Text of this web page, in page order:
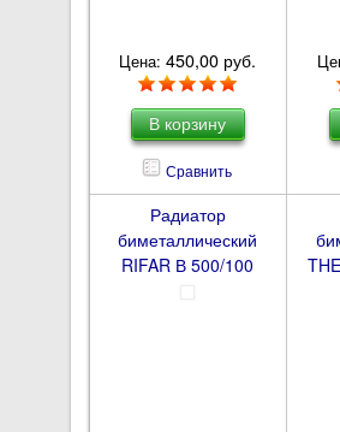
Цена: 450,00 руб.
Сравнить
Радиатор
биметаллический
RIFAR В 500/100